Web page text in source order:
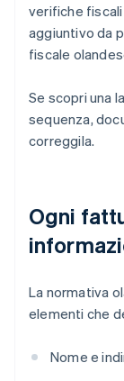
verifiche
aggiuntivo da
fiscale
Se scopri una
sequenza,
correggila.
Ogni
La normativa
elementi che
Nome e